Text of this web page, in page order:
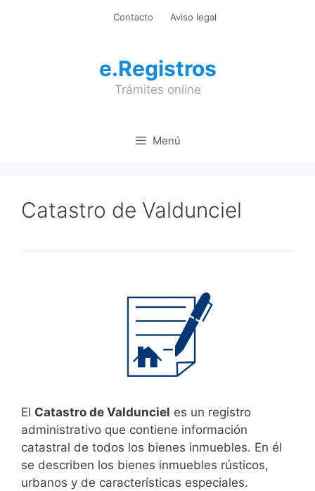
Contacto Aviso legal
e.Registros
Trámites online
Menú
Catastro de Valdunciel
El Catastro de Valdunciel es un registro
administrativo que contiene información
catastral de todos los bienes inmuebles. En él
se describen los bienes inmuebles rústicos,
urbanos y de características especiales.